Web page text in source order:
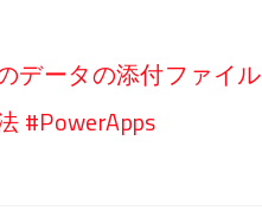
データの添付ファイ
#PowerApps